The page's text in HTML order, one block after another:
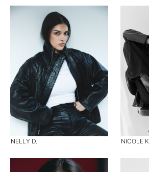
NELLY D. NICOLE K.